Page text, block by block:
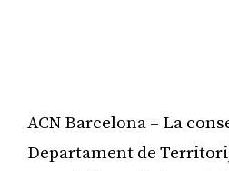
ACN Barcelona – La
Departament de